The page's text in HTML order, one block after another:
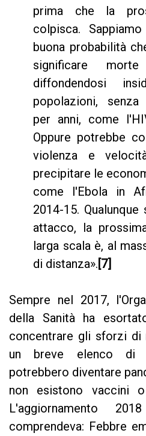
prima che la
colpisca.
buona probabilità
significare
diffondendosi
popolazioni,
per anni, come
Oppure potrebbe
violenza e
precipitare le
come l'Ebola in
2014-15.
attacco, la
larga scala è, al
di distanza».[7]
Sempre nel 2017,
della Sanità ha
concentrare gli sforzi di
un breve elenco di
potrebbero diventare
non esistono vaccini
L'aggiornamento
comprendeva: Febbre